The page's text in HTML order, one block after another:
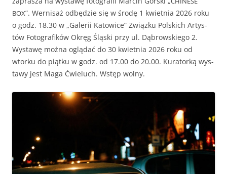
BOX”. Wernisaż odbędzie się w środę 1 kwiet­nia 2026 roku
o godz. 18.30 w „Galerii Katow­ice” Związku Pol­s­kich Artys­
tów Fotografików Okręg Śląs­ki przy ul. Dąbrowskiego 2.
Wys­tawę moż­na oglą­dać do 30 kwiet­nia 2026 roku od
wtorku do piątku w godz. od 17.00 do 20.00. Kura­torką wys­
tawy jest Maga Ćwieluch. Wstęp wolny.